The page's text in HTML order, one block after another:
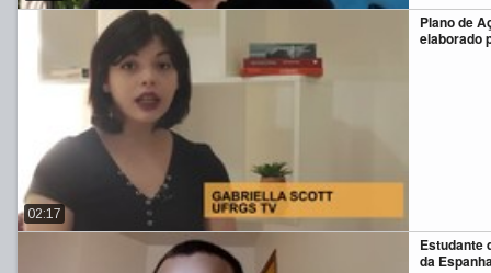
Plano de
elaborado
02:17
Estudante
da